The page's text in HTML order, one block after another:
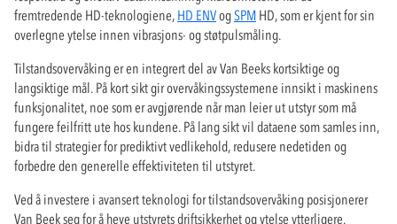
fremtredende HD-teknologiene, HD ENVogSPM HD, som er kjent for sin
overlegne ytelse innen vibrasjons- og støtpulsmåling.
Tilstandsovervåking er en integrert del av Van Beeks kortsiktige og
langsiktige mål. På kort sikt gir overvåkingssystemene innsikt i maskinens
funksjonalitet, noe som er avgjørende når man leier ut utstyr som må
fungere feilfritt ute hos kundene. På lang sikt vil dataene som samles inn,
bidra til strategier for prediktivt vedlikehold, redusere nedetiden og
forbedre den generelle effektiviteten til utstyret.
Ved å investere i avansert teknologi for tilstandsovervåking posisjonerer
Van Beek seg for å heve utstyrets driftsikkerhet og ytelse ytterligere.